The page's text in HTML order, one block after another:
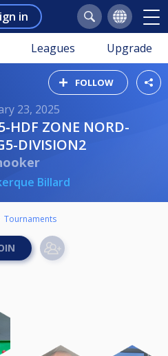
in
Leagues Upgrade
FOLLOW
23, 2025
DIVISION2
Billard
Tournaments